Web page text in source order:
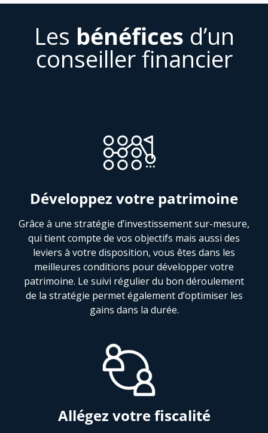
Les bénéfices d’un
conseiller financier
Développez votre patrimoine
Grâce à une stratégie d’investissement sur-mesure,
qui tient compte de vos objectifs mais aussi des
leviers à votre disposition, vous êtes dans les
meilleures conditions pour développer votre
patrimoine. Le suivi régulier du bon déroulement
de la stratégie permet également d’optimiser les
gains dans la durée.
Allégez votre fiscalité